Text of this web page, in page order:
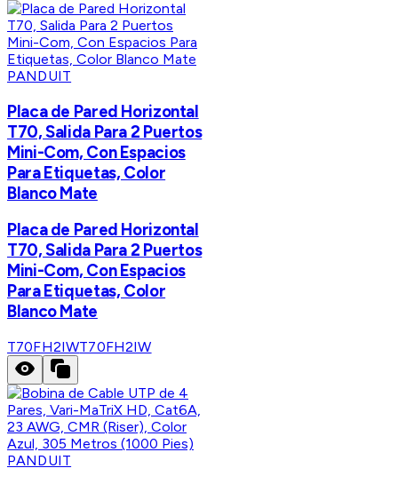
PANDUIT
Placa de Pared Horizontal
T70, Salida Para 2 Puertos
Mini-Com, Con Espacios
Para Etiquetas, Color
Blanco Mate
Placa de Pared Horizontal
T70, Salida Para 2 Puertos
Mini-Com, Con Espacios
Para Etiquetas, Color
Blanco Mate
T70FH2IWT70FH2IW
PANDUIT